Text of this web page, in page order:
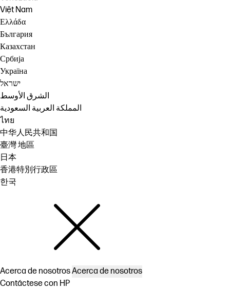
Việt Nam
Ελλάδα
България
Казахстан
Србија
Україна
ישראל
الشرق الأوسط
المملكة العربية السعودية
ไทย
中华人民共和国
臺灣 地區
日本
香港特別行政區
한국
Acerca de nosotrosAcerca de nosotros
Contáctese con HP